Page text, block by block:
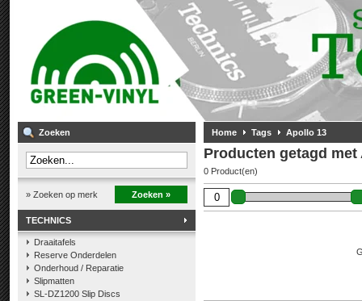
Zoeken
» Zoeken op merk Zoeken »
TECHNICS
Draaitafels
Reserve Onderdelen
Onderhoud / Reparatie
Slipmatten
SL-DZ1200 Slip Discs
Home Tags Apollo 13
Producten getagd met
0 Product(en)